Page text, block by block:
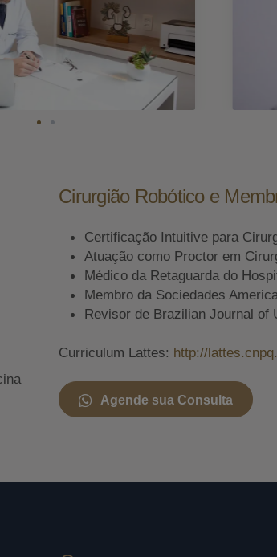
Cirurgião Robótico e
Certificação Intuitive para
Atuação como Proctor em
Médico da Retaguarda do
Membro da Sociedades
Revisor de Brazilian Journal of
Curriculum Lattes: http://
Agende sua Consulta